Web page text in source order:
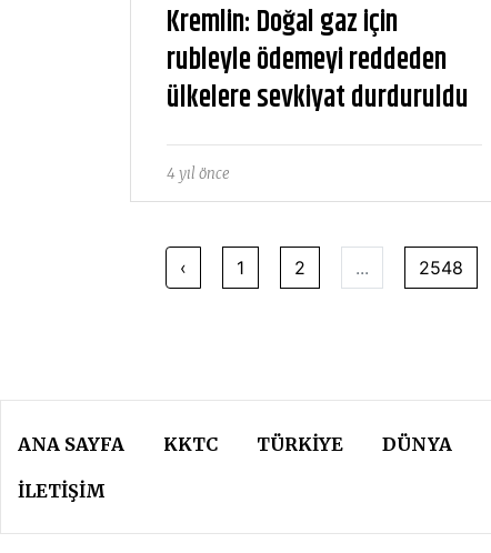
Kremlin: Doğal gaz için
rubleyle ödemeyi reddeden
ülkelere sevkiyat durduruldu
4 yıl önce
‹ 1 2 ... 2548
ANA SAYFA KKTC TÜRKIYE DÜNYA
İLETİŞİM